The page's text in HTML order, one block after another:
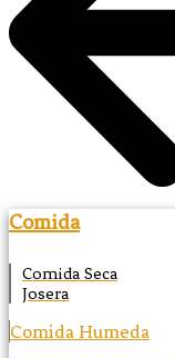
Comida
Comida Seca
Josera
Comida Humeda